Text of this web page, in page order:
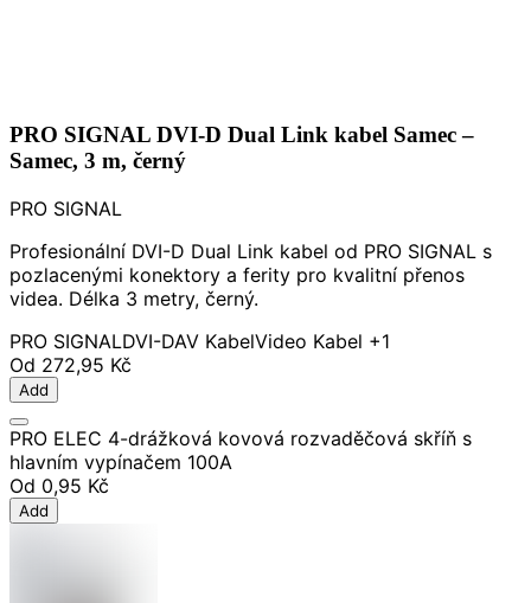
PRO SIGNAL DVI-D Dual Link kabel Samec –
Samec, 3 m, černý
PRO SIGNAL
Profesionální DVI-D Dual Link kabel od PRO SIGNAL s
pozlacenými konektory a ferity pro kvalitní přenos
videa. Délka 3 metry, černý.
PRO SIGNALDVI-DAV KabelVideo Kabel +1
Od 272,95 Kč
Add
PRO ELEC 4-drážková kovová rozvaděčová skříň s
hlavním vypínačem 100A
Od 0,95 Kč
Add